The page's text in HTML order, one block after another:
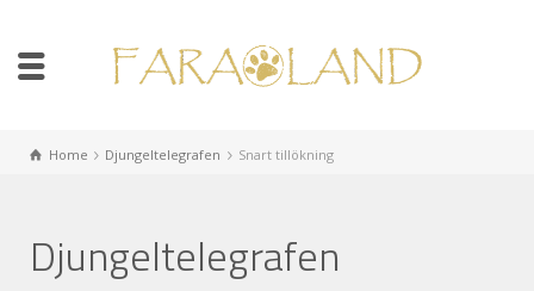
Home Djungeltelegrafen Snart tillökning
Djungeltelegrafen